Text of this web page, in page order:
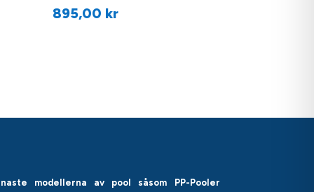
895,00 kr
modellerna av pool såsom PP-Pooler